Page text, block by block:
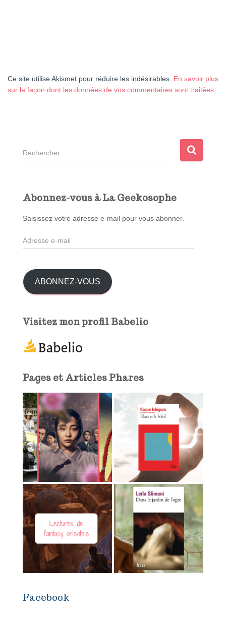
Ce site utilise Akismet pour réduire les indésirables. En savoir plus
sur la façon dont les données de vos commentaires sont traitées
R
e
c
e
r
Abonnez-vous à La Geekosophe
Saisissez votre adresse e-mail pour vous abonner.
A
d
s
s
a
ABONNEZ-VOUS
Visitez mon profil Babelio
Pages et Articles Phares
Facebook